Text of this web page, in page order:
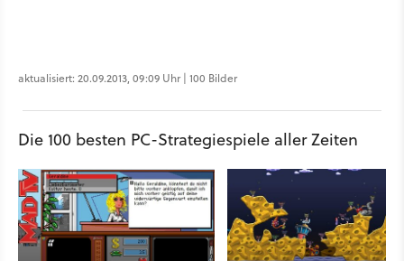
aktualisiert: 20.09.2013, 09:09 Uhr | 100 Bilder
Die 100 besten PC-Strategiespiele aller Zeiten